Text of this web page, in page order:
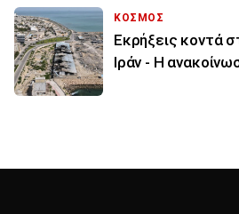
ΚΟΣΜΟΣ
Εκρήξεις κοντά
Ιράν - Η